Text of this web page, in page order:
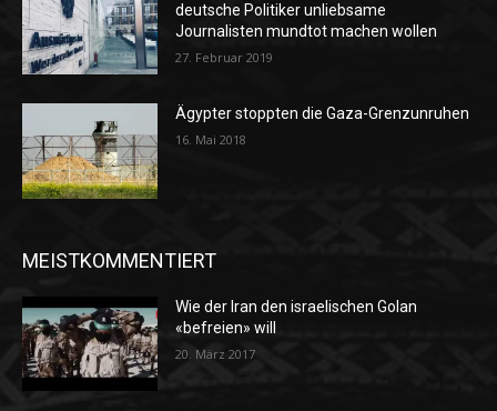
deutsche Politiker unliebsame
Journalisten mundtot machen wollen
27. Februar 2019
Ägypter stoppten die Gaza-Grenzunruhen
16. Mai 2018
MEISTKOMMENTIERT
Wie der Iran den israelischen Golan
«befreien» will
20. März 2017